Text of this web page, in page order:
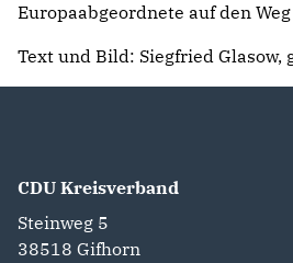
Europaabgeordnete auf den
Text und Bild: Siegfried Glasow,
CDU Kreisverband
Steinweg 5
38518 Gifhorn